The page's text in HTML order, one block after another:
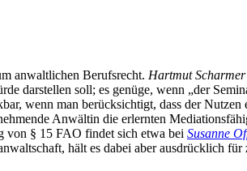
anwaltlichen Berufsrecht. Hartmut Scharmer
darstellen soll; es genüge, wenn „der
wenn man berücksichtigt, dass der
Anwältin die erlernten
von § 15 FAO findet sich etwa bei Susanne
hält es dabei aber ausdrücklich